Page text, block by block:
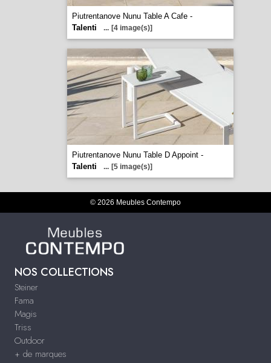
Piutrentanove Nunu Table A Cafe -
Talenti
... [4 image(s)]
Piutrentanove Nunu Table D Appoint -
Talenti
... [5 image(s)]
© 2026 Meubles Contempo
NOS COLLECTIONS
Steiner
Fama
Magis
Triss
Outdoor
+ de marques